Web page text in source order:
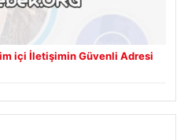
içi İletişimin Güvenli Adresi